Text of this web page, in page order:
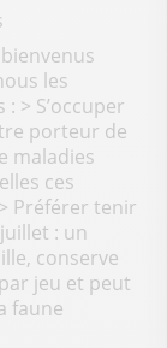
les
> S’occuper
porteur de
maladies
ces
Préférer tenir
: un
conserve
jeu et peut
faune